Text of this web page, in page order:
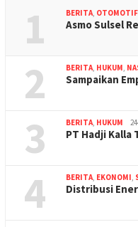
1 BERITA OTOMOTIF
Asmo Sulsel
2 BERITA HUKUM
Sampaikan
3 BERITA HUKUM
PT Hadji Kalla
4 BERITA EKONOMI
Distribusi